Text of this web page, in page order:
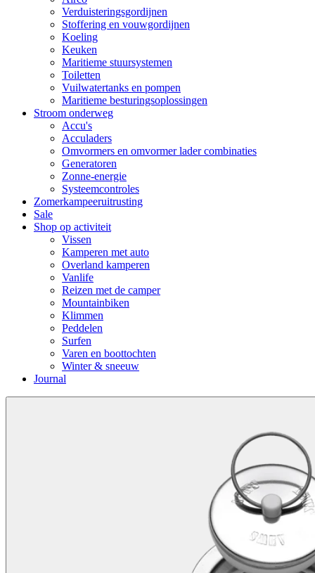
Verduisteringsgordijnen
Stoffering en vouwgordijnen
Koeling
Keuken
Maritieme stuursystemen
Toiletten
Vuilwatertanks en pompen
Maritieme besturingsoplossingen
Stroom onderweg
Accu's
Acculaders
Omvormers en omvormer lader combinaties
Generatoren
Zonne-energie
Systeemcontroles
Zomerkampeeruitrusting
Sale
Shop op activiteit
Vissen
Kamperen met auto
Overland kamperen
Vanlife
Reizen met de camper
Mountainbiken
Klimmen
Peddelen
Surfen
Varen en boottochten
Winter & sneeuw
Journal